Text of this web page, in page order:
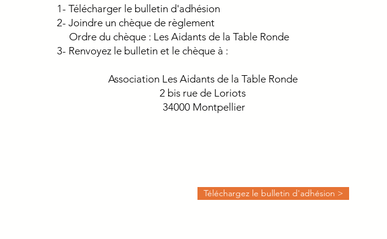
1- Télécharger le bulletin d'adhésion
2- Joindre un chèque de règlement
Ordre du chèque : Les Aidants de la Table Ronde
3- Renvoyez le bulletin et le chèque à :
Association Les Aidants de la Table Ronde
2 bis rue de Loriots
34000 Montpellier
Téléchargez le bulletin d'adhésion >